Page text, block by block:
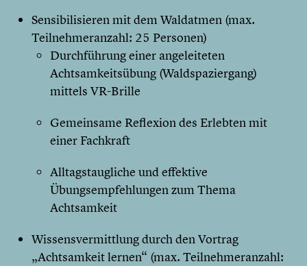
Sensibilisieren mit dem Waldatmen (max.
Teilnehmeranzahl: 25 Personen)
Durchführung einer angeleiteten
Achtsamkeitsübung (Waldspaziergang)
mittels VR-Brille
Gemeinsame Reflexion des Erlebten mit
einer Fachkraft
Alltagstaugliche und effektive
Übungsempfehlungen zum Thema
Achtsamkeit
Wissensvermittlung durch den Vortrag
„Achtsamkeit lernen“ (max. Teilnehmeranzahl: